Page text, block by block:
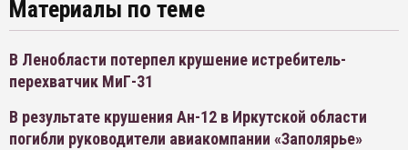
Материалы по теме
В Ленобласти потерпел крушение истребитель-
перехватчик МиГ-31
В результате крушения Ан-12 в Иркутской области
погибли руководители авиакомпании «Заполярье»